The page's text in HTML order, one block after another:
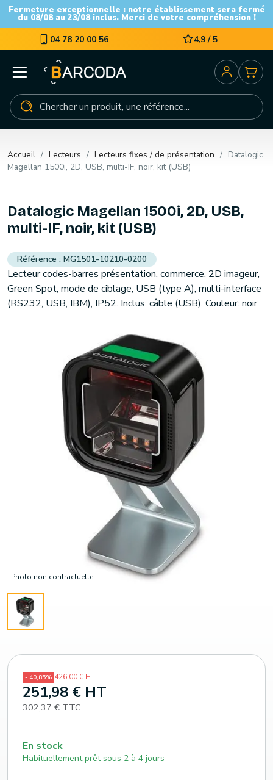
Fermeture exceptionnelle : notre établissement sera fermé
du 08/08 au 23/08 inclus. Merci de votre compréhension !
04 78 20 00 56 4,9 / 5
Accueil Lecteurs Lecteurs fixes / de présentation
Datalogic
Magellan 1500i, 2D, USB, multi-IF, noir, kit (USB)
Photo non contractuelle
Datalogic Magellan 1500i, 2D, USB,
multi-IF, noir, kit (USB)
MG1501-10210-0200
Lecteur codes-barres présentation, commerce, 2D imageur,
Green Spot, mode de ciblage, USB (type A), multi-interface
(RS232, USB, IBM), IP52. Inclus: câble (USB). Couleur: noir
- 40,85% 426,00 € HT
251,98 € HT
302,37 € TTC
En stock
Habituellement prêt sous 2 à 4 jours